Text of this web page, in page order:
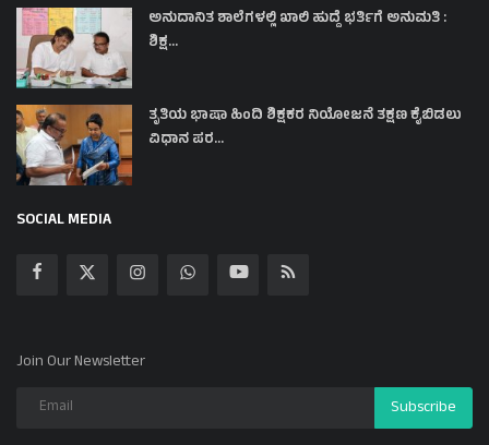
ಅನುದಾನಿತ ಶಾಲೆಗಳಲ್ಲಿ ಖಾಲಿ ಹುದ್ದೆ ಭರ್ತಿಗೆ ಅನುಮತಿ :
ಶಿಕ್ಷ...
ತೃತಿಯ ಭಾಷಾ ಹಿಂದಿ ಶಿಕ್ಷಕರ ನಿಯೋಜನೆ ತಕ್ಷಣ ಕೈಬಿಡಲು
ವಿಧಾನ ಪರ...
SOCIAL MEDIA
Join Our Newsletter
Subscribe